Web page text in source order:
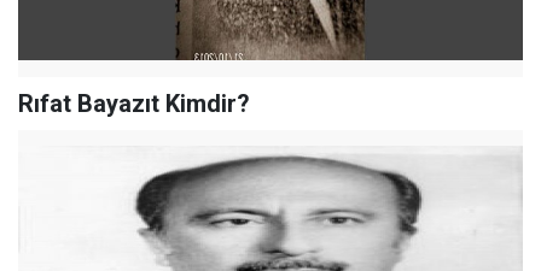
Rıfat Bayazıt Kimdir?